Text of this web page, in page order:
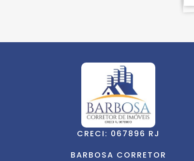
CRECI: 067896 RJ
BARBOSA CORRETOR